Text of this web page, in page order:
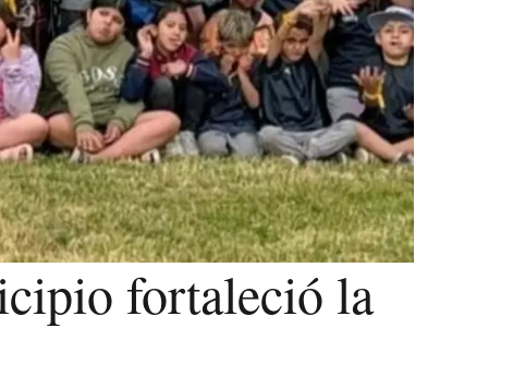
fortaleció la